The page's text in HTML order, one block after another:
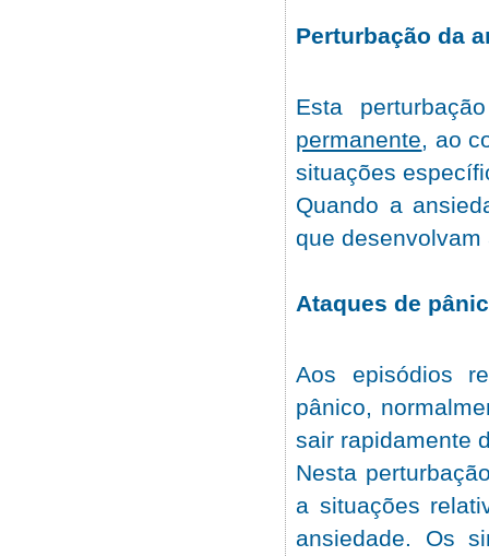
Perturbação da
Esta
permanente, ao
situações
Quando a
que
Ataques de
Aos episódios
pânico,
sair rapidamente
Nesta
a situações
ansiedade. Os